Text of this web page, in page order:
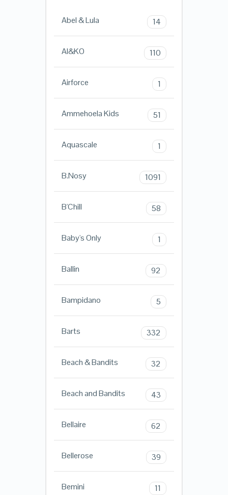
Abel & Lula 14
AI&KO 110
Airforce 1
Ammehoela Kids 51
Aquascale 1
B.Nosy 1091
B'Chill 58
Baby's Only 1
Ballin 92
Bampidano 5
Barts 332
Beach & Bandits 32
Beach and Bandits 43
Bellaire 62
Bellerose 39
Bemini 11